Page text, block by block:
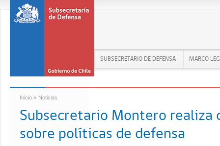
SUBSECRETARIO DE DEFENSA MARCO
Inicio » Noticias
Subsecretario Montero realiza
sobre políticas de defensa